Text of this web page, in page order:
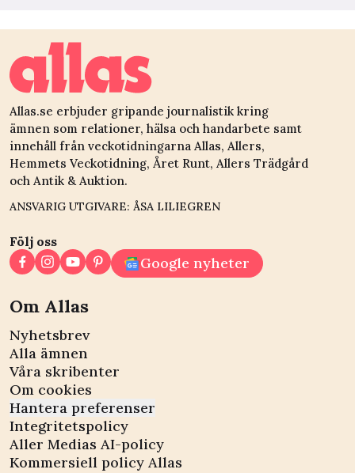
Allas.se erbjuder gripande journalistik kring
ämnen som relationer, hälsa och handarbete samt
innehåll från veckotidningarna Allas, Allers,
Hemmets Veckotidning, Året Runt, Allers Trädgård
och Antik & Auktion.
ANSVARIG UTGIVARE: ÅSA LILIEGREN
Följ oss
Google nyheter
Om Allas
Nyhetsbrev
Alla ämnen
Våra skribenter
Om cookies
Hantera preferenser
Integritetspolicy
Aller Medias AI-policy
Kommersiell policy Allas